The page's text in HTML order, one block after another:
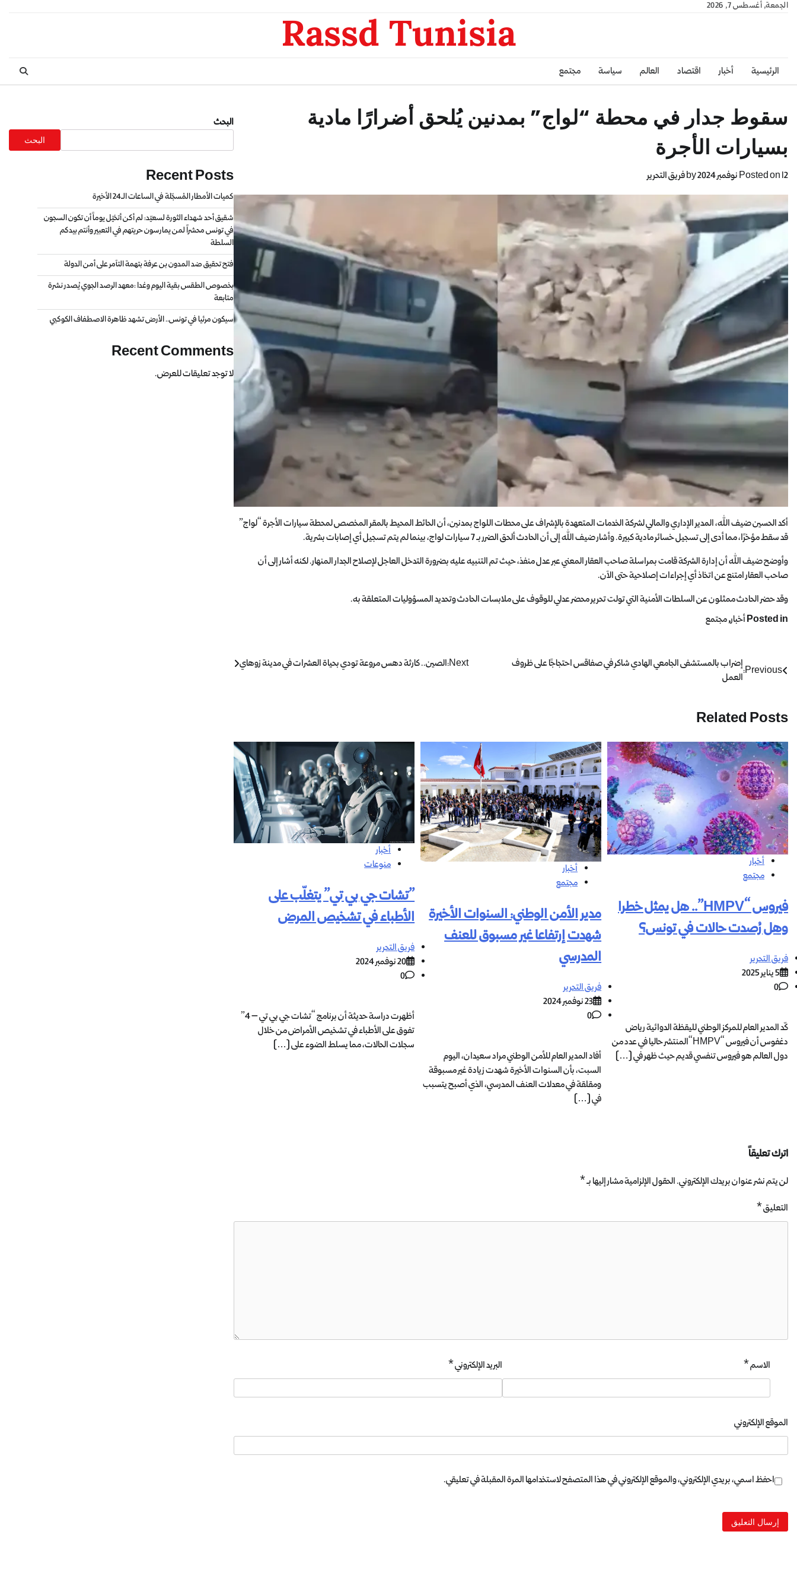
الجمعة, أغسطس 7, 2026
Rassd Tunisia
الرئيسية أخبار اقتصاد العالم سياسة مجتمع
سقوط جدار في محطة “لواج” بمدنين يُلحق أضرارًا مادية
بسيارات الأجرة
Posted on12 نوفمبر 2024 فريق التحرير
أكد الحسين ضيف الله، المدير الإداري والمالي لشركة الخدمات المتعهدة بالإشراف على محطات اللواج بمدنين، أن الحائط المحيط بالمقر المخصص لمحطة سيارات الأجرة “لواج”
قد سقط مؤخرًا، مما أدى إلى تسجيل خسائر مادية كبيرة. وأشار ضيف الله إلى أن الحادث ألحق الضرر بـ 7 سيارات لواج، بينما لم يتم تسجيل أي إصابات بشرية.
وأوضح ضيف الله أن إدارة الشركة قامت بمراسلة صاحب العقار المعني عبر عدل منفذ، حيث تم التنبيه عليه بضرورة التدخل العاجل لإصلاح الجدار المنهار. لكنه أشار إلى أن
صاحب العقار امتنع عن اتخاذ أي إجراءات إصلاحية حتى الآن.
وقد حضر الحادث ممثلون عن السلطات الأمنية التي تولت تحرير محضر عدلي للوقوف على ملابسات الحادث وتحديد المسؤوليات المتعلقة به.
Posted inأخبار,مجتمع
Previous:
إضراب بالمستشفى الجامعي الهادي شاكر في صفاقس احتجاجًا على ظروف
العمل
Next:الصين.. كارثة دهس مروعة تودي بحياة العشرات في مدينة زوهاي
Related Posts
أخبار
مجتمع
فيروس “HMPV”.. هل يمثل خطرا
وهل رُصدت حالات في تونس؟
فريق التحرير
5 يناير 2025
0
كّد المدير العام للمركز الوطني لليقظة الدوائية رياض
دغفوس أن فيروس “HMPV“المنتشر حاليا في عدد من
دول العالم هو فيروس تنفسي قديم حيث ظهر في […]
أخبار
مجتمع
مدير الأمن الوطني: السنوات الأخيرة
شهدت إرتفاعا غير مسبوق للعنف
المدرسي
فريق التحرير
23 نوفمبر 2024
0
أفاد المدير العام للأمن الوطني مراد سعيدان، اليوم
السبت، بأن السنوات الأخيرة شهدت زيادة غير مسبوقة
ومقلقة في معدلات العنف المدرسي، الذي أصبح يتسبب
في […]
أخبار
منوعات
”تشات جي بي تي” يتغلّب على
الأطباء في تشخيص المرض
فريق التحرير
20 نوفمبر 2024
0
أظهرت دراسة حديثة أن برنامج “تشات جي بي تي – 4”
تفوق على الأطباء في تشخيص الأمراض من خلال
سجلات الحالات، مما يسلط الضوء على […]
اترك تعليقاً
لن يتم نشر عنوان بريدك الإلكتروني.الحقول الإلزامية مشار إليها بـ*
التعليق*
الاسم* البريد الإلكتروني*
الموقع الإلكتروني
احفظ اسمي، بريدي الإلكتروني، والموقع الإلكتروني في هذا المتصفح لاستخدامها المرة المقبلة في تعليقي.
البحث
البحث
Recent Posts
كميات الأمطار المُسجّلة في الساعات الـ24 الأخيرة
شقيق أحد شهداء الثورة لسعيّد: لم أكن أتخيّل يوماً أن تكون السجون
في تونس محشراً لمن يمارسون حريتهم في التعبير وأنتم بيدكم
السلطة
فتح تحقيق ضد المدون بن عرفة بتهمة التآمر على أمن الدولة
بخصوص الطقس بقية اليوم وغدا :معهد الرصد الجوي يُصدر نشرة
متابعة
سيكون مرئيا في تونس.. الأرض تشهد ظاهرة الاصطفاف الكوكبي
Recent Comments
لا توجد تعليقات للعرض.